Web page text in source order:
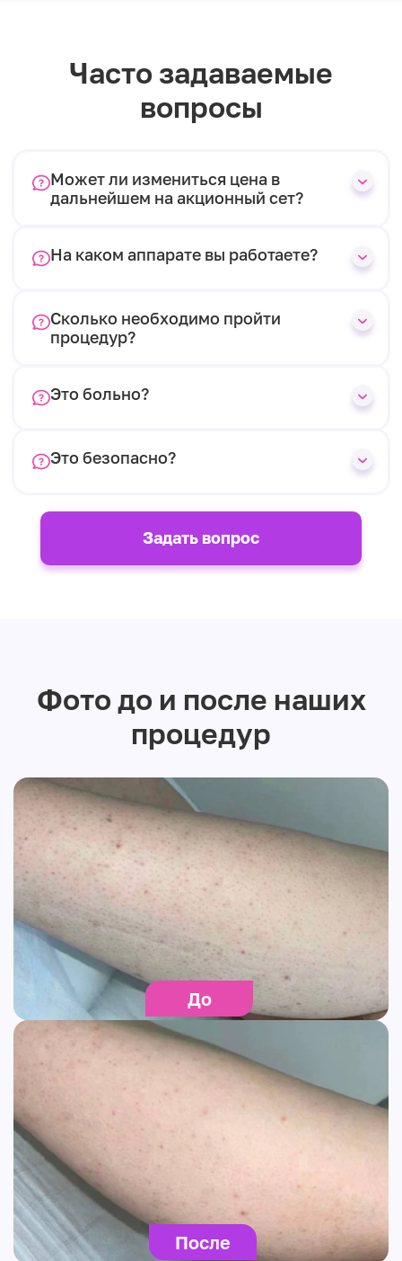
Часто задаваемые
вопросы
Может ли измениться цена в
дальнейшем на акционный сет?
На каком аппарате вы работаете?
Сколько необходимо пройти
процедур?
Это больно?
Это безопасно?
Задать вопрос
Фото до и после наших
процедур
До
После